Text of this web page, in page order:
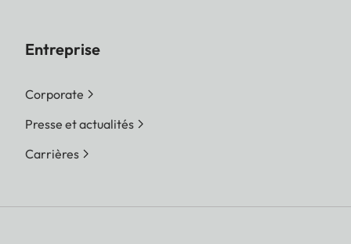
Entreprise
Corporate
Presse et actualités
Carrières